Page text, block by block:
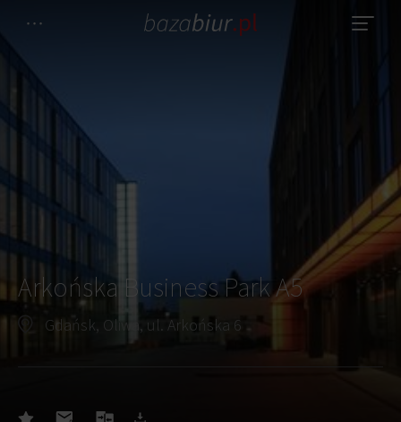
Arkońska Business Park A5
Gdańsk, Oliwa, ul. Arkońska 6